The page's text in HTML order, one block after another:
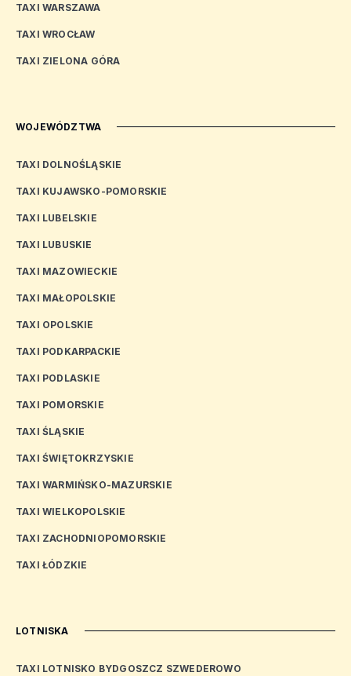
TAXI WARSZAWA
TAXI WROCŁAW
TAXI ZIELONA GÓRA
WOJEWÓDZTWA
TAXI DOLNOŚLĄSKIE
TAXI KUJAWSKO-POMORSKIE
TAXI LUBELSKIE
TAXI LUBUSKIE
TAXI MAZOWIECKIE
TAXI MAŁOPOLSKIE
TAXI OPOLSKIE
TAXI PODKARPACKIE
TAXI PODLASKIE
TAXI POMORSKIE
TAXI ŚLĄSKIE
TAXI ŚWIĘTOKRZYSKIE
TAXI WARMIŃSKO-MAZURSKIE
TAXI WIELKOPOLSKIE
TAXI ZACHODNIOPOMORSKIE
TAXI ŁÓDZKIE
LOTNISKA
TAXI LOTNISKO BYDGOSZCZ SZWEDEROWO